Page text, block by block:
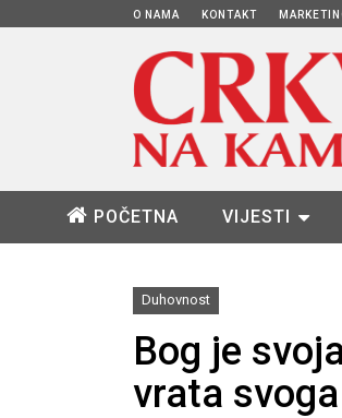
O NAMA KONTAKT
POČETNA VIJESTI
Duhovnost
Bog je
vrata